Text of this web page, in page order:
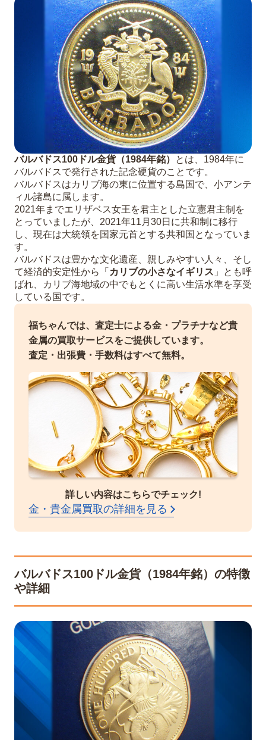
バルバドス100ドル金貨（1984年銘）
とは、1984年に
バルバドスで発行された記念硬貨のことです。
バルバドスはカリブ海の東に位置する島国で、小アンテ
ィル諸島に属します。
2021年までエリザベス女王を君主とした立憲君主制を
とっていましたが、2021年11月30日に共和制に移行
し、現在は大統領を国家元首とする共和国となっていま
す。
バルバドスは豊かな文化遺産、親しみやすい人々、そし
て経済的安定性から「 カリブの小さなイギリス 」とも呼
ばれ、カリブ海地域の中でもとくに高い生活水準を享受
している国です。
福ちゃんでは、査定士による金・プラチナなど貴
金属の買取サービスをご提供しています。
査定・出張費・手数料はすべて無料。
詳しい内容はこちらでチェック!
金・貴金属買取の詳細を見る
バルバドス100ドル金貨（1984年銘）の特徴
や詳細